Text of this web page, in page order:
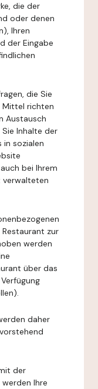
die der
oder denen
Ihren
der Eingabe
die Sie
Mittel richten
Austausch
Inhalte der
sozialen
bei Ihrem
verwalteten
zur
werden
über das
daher
der
Ihre